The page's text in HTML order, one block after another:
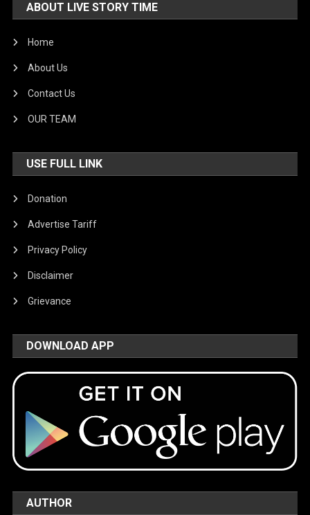
ABOUT LIVE STORY TIME
Home
About Us
Contact Us
OUR TEAM
USE FULL LINK
Donation
Advertise Tariff
Privacy Policy
Disclaimer
Grievance
DOWNLOAD APP
AUTHOR